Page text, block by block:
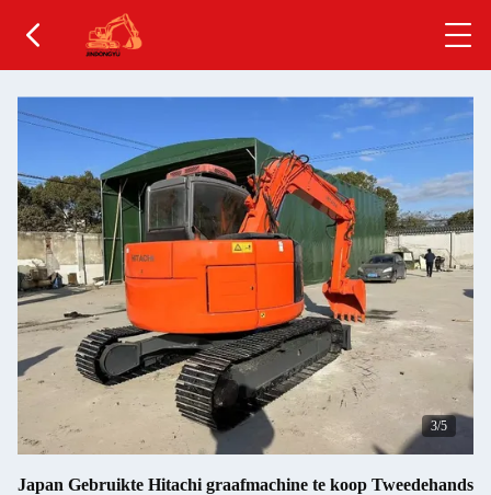
4/5
Japan Gebruikte Hitachi graafmachine te koop Tweedehands